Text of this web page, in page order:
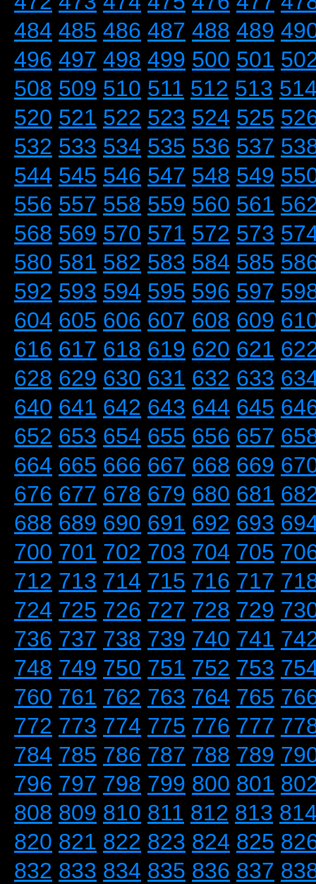
484 485 486 487 488 489
496 497 498 499 500 501
508 509 510 511 512 513
520 521 522 523 524 525
532 533 534 535 536 537
544 545 546 547 548 549
556 557 558 559 560 561
568 569 570 571 572 573
580 581 582 583 584 585
592 593 594 595 596 597
604 605 606 607 608 609
616 617 618 619 620 621
628 629 630 631 632 633
640 641 642 643 644 645
652 653 654 655 656 657
664 665 666 667 668 669
676 677 678 679 680 681
688 689 690 691 692 693
700 701 702 703 704 705
712 713 714 715 716 717
724 725 726 727 728 729
736 737 738 739 740 741
748 749 750 751 752 753
760 761 762 763 764 765
772 773 774 775 776 777
784 785 786 787 788 789
796 797 798 799 800 801
808 809 810 811 812 813
820 821 822 823 824 825
832 833 834 835 836 837